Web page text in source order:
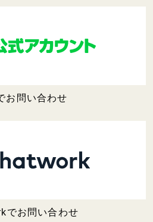
お問い合わせ
でお問い合わせ